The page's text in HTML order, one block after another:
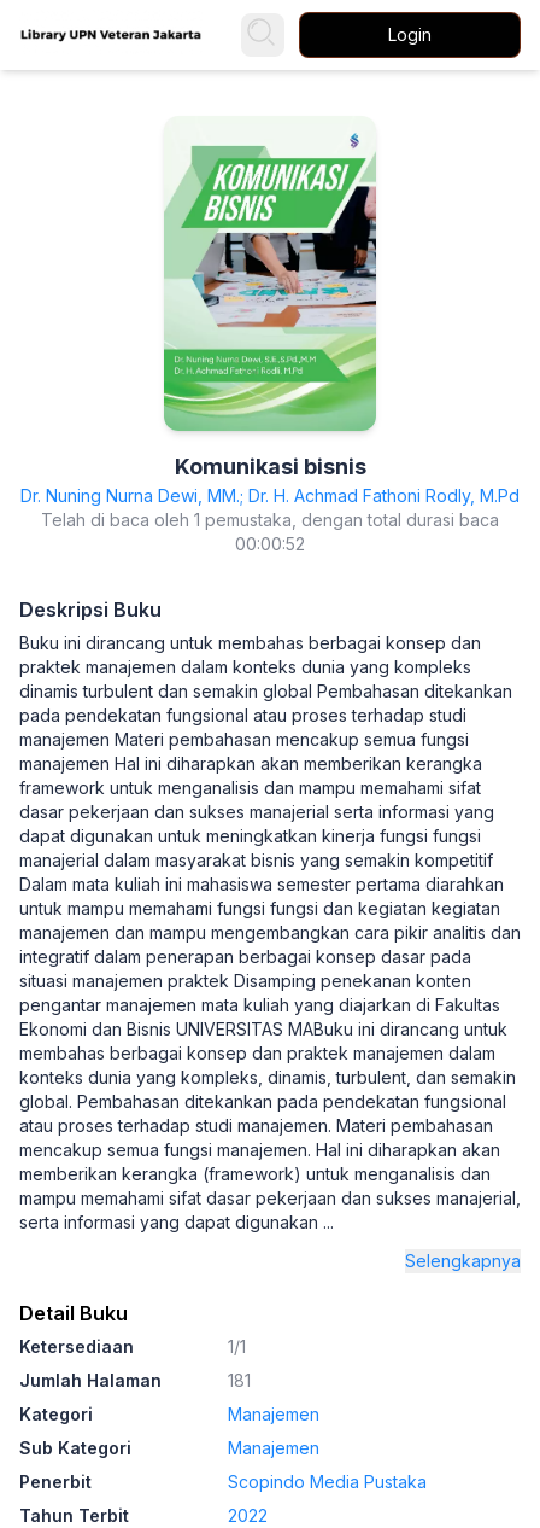
Login
Komunikasi bisnis
Dr. Nuning Nurna Dewi, MM.; Dr. H. Achmad Fathoni Rodly, M.Pd
Telah di baca oleh 1 pemustaka, dengan total durasi baca
00:00:52
Deskripsi Buku
Buku ini dirancang untuk membahas berbagai konsep dan
praktek manajemen dalam konteks dunia yang kompleks
dinamis turbulent dan semakin global Pembahasan ditekankan
pada pendekatan fungsional atau proses terhadap studi
manajemen Materi pembahasan mencakup semua fungsi
manajemen Hal ini diharapkan akan memberikan kerangka
framework untuk menganalisis dan mampu memahami sifat
dasar pekerjaan dan sukses manajerial serta informasi yang
dapat digunakan untuk meningkatkan kinerja fungsi fungsi
manajerial dalam masyarakat bisnis yang semakin kompetitif
Dalam mata kuliah ini mahasiswa semester pertama diarahkan
untuk mampu memahami fungsi fungsi dan kegiatan kegiatan
manajemen dan mampu mengembangkan cara pikir analitis dan
integratif dalam penerapan berbagai konsep dasar pada
situasi manajemen praktek Disamping penekanan konten
pengantar manajemen mata kuliah yang diajarkan di Fakultas
Ekonomi dan Bisnis UNIVERSITAS MABuku ini dirancang untuk
membahas berbagai konsep dan praktek manajemen dalam
konteks dunia yang kompleks, dinamis, turbulent, dan semakin
global. Pembahasan ditekankan pada pendekatan fungsional
atau proses terhadap studi manajemen. Materi pembahasan
mencakup semua fungsi manajemen. Hal ini diharapkan akan
memberikan kerangka (framework) untuk menganalisis dan
mampu memahami sifat dasar pekerjaan dan sukses manajerial,
serta informasi yang dapat digunakan ...
Selengkapnya
Detail Buku
Ketersediaan
1/1
Jumlah Halaman
181
Kategori
Manajemen
Sub Kategori
Manajemen
Penerbit
Scopindo Media Pustaka
Tahun Terbit
2022